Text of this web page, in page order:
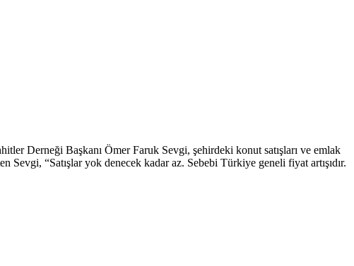
Derneği Başkanı Ömer Faruk Sevgi, şehirdeki konut satışları ve emlak
Sevgi, “Satışlar yok denecek kadar az. Sebebi Türkiye geneli fiyat artışıdır.